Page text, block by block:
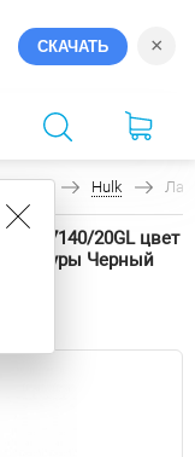
СКАЧАТЬ ×
Hulk
7140/20GL цвет
Черный